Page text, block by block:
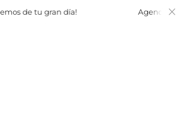
día! Agenda abierta 2026-